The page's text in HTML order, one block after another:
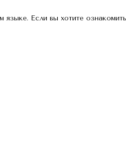
языке. Если вы хотите